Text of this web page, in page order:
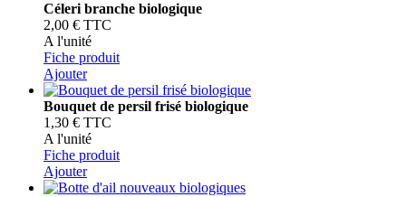
Céleri branche biologique
2,00 € TTC
A l'unité
Fiche produit
Ajouter
Bouquet de persil frisé biologique
1,30 € TTC
A l'unité
Fiche produit
Ajouter